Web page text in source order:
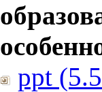
ppt